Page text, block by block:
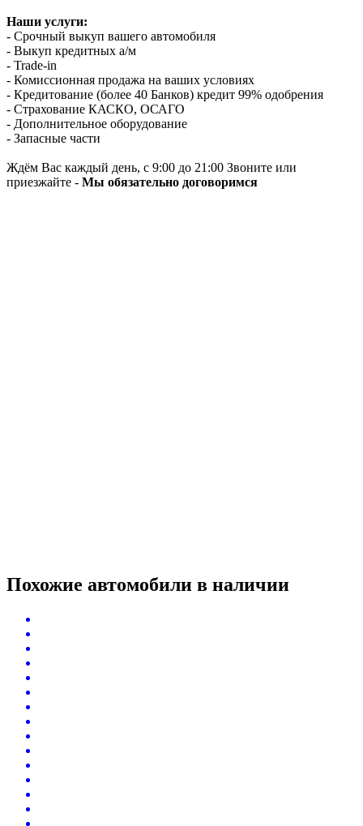
Наши услуги:
- Срочный выкуп вашего автомобиля
- Выкуп кредитных а/м
- Trade-in
- Комиссионная продажа на ваших условиях
- Кредитование (более 40 Банков) кредит 99% одобрения
- Страхование КАСКО, ОСАГО
- Дополнительное оборудование
- Запасные части
Ждём Вас каждый день, с 9:00 до 21:00 Звоните или
приезжайте - Мы обязательно договоримся
Похожие автомобили в наличии